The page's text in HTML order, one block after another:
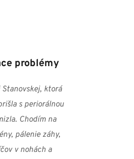
problémy
ktorá
s periorálnou
Chodím na
pálenie záhy,
v nohách a